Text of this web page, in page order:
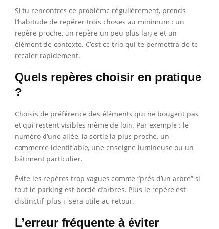
Si tu rencontres ce problème régulièrement, prends
l’habitude de repérer trois choses au minimum : un
repère proche, un repère un peu plus large et un
élément de contexte. C’est ce trio qui te permettra de te
recaler rapidement.
Quels repères choisir en pratique
?
Choisis de préférence des éléments qui ne bougent pas
et qui restent visibles même de loin. Par exemple : le
numéro d’une allée, la sortie la plus proche, un
commerce identifiable, une enseigne lumineuse ou un
bâtiment particulier.
Évite les repères trop vagues comme “près d’un arbre” si
tout le parking est bordé d’arbres. Plus le repère est
distinctif, plus il sera utile au retour.
L’erreur fréquente à éviter